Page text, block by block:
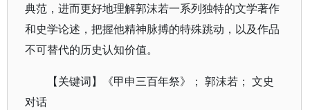
典范，进而更好地理解郭沫若一系列独特的文学著作
和史学论述，把握他精神脉搏的特殊跳动，以及作品
不可替代的历史认知价值。
【关键词】《甲申三百年祭》； 郭沫若； 文史
对话